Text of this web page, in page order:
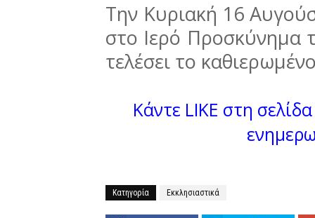
Την Κυριακή 16
στο Ιερό Προσκύνημα
τελέσει το
Κάντε LIKE στη
Κατηγορία Εκκλησιαστικά